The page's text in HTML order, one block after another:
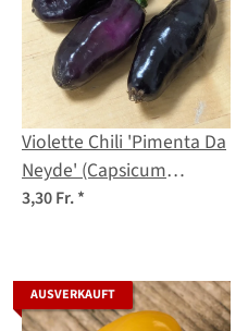
Violette Chili 'Pimenta Da
Neyde' (Capsicum
chinense x annuum)
3,30 Fr.*
AUSVERKAUFT